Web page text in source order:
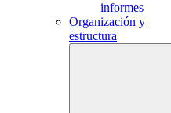
informes
Organización y
estructura